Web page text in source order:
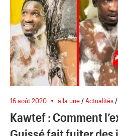
16 août 2020 à la une /Actualités /
Kawtef : Comment